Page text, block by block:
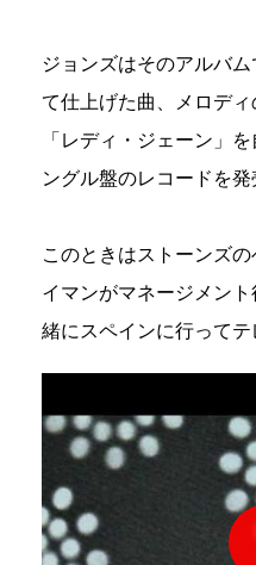
ジョンズはそのアルバ
て仕上げた曲、メロデ
「レディ・ジェーン」
ングル盤のレコードを発
このときはストーンズ
イマンがマネージメン
緒にスペインに行ってテ